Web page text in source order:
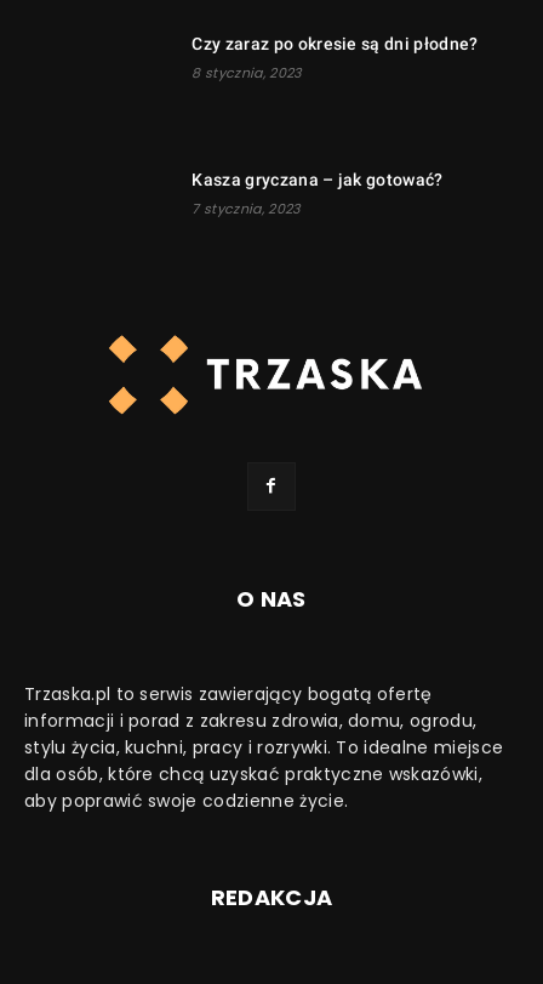
Czy zaraz po okresie są dni płodne?
8 stycznia, 2023
Kasza gryczana – jak gotować?
7 stycznia, 2023
O NAS
Trzaska.pl to serwis zawierający bogatą ofertę
informacji i porad z zakresu zdrowia, domu, ogrodu,
stylu życia, kuchni, pracy i rozrywki. To idealne miejsce
dla osób, które chcą uzyskać praktyczne wskazówki,
aby poprawić swoje codzienne życie.
REDAKCJA